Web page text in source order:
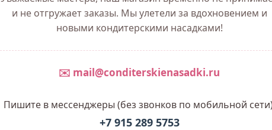
и не отгружает заказы. Мы улетели за вдохновением и
новыми кондитерскими насадками!
✉️ mail@conditerskienasadki.ru
Пишите в мессенджеры (без звонков по мобильной
+7 915 289 5753